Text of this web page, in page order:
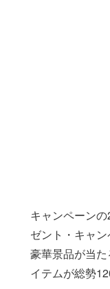
キャンペーン
ゼント・キャ
豪華景品が当
イテムが総勢